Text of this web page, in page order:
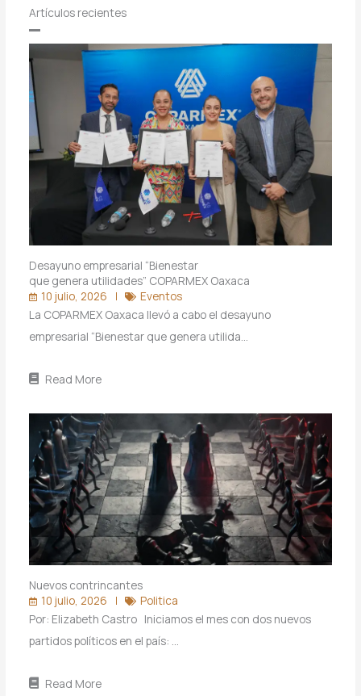
Artículos recientes
Desayuno empresarial “Bienestar
que genera utilidades” COPARMEX Oaxaca
10 julio, 2026
Eventos
La COPARMEX Oaxaca llevó a cabo el desayuno
empresarial “Bienestar que genera utilida…
Read More
Nuevos contrincantes
10 julio, 2026
Politica
Por: Elizabeth Castro Iniciamos el mes con dos nuevos
partidos políticos en el país: …
Read More